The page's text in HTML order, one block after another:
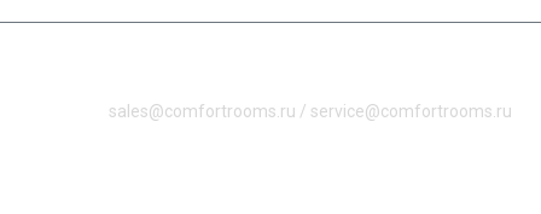
sales@comfortrooms.ru / service@comfortrooms.ru